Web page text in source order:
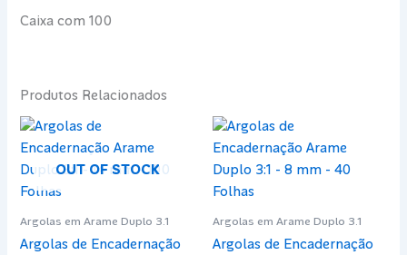
Caixa com 100
Produtos Relacionados
OUT OF STOCK
Argolas em Arame Duplo 3.1
Argolas de Encadernação
Argolas em Arame Duplo 3.1
Argolas de Encadernação